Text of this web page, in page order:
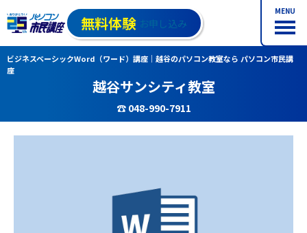
MENU
無料体験 お申し込み
ビジネスベーシックWord（ワード）講座｜越谷のパソコン教室なら パソコン市民講
座
越谷サンシティ教室
☎ 048-990-7911